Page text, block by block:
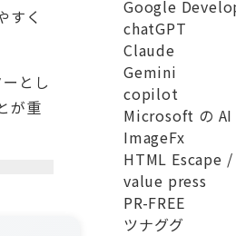
すく
とし
が重
Google
chatGPT
Claude
Gemini
copilot
Microsoft の AI
ImageFx
HTML Escape
value press
PR-FREE
ツナググ